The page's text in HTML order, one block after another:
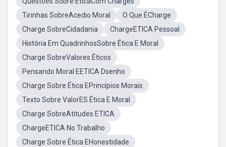
Tirinhas SobreAcedio Moral
O Que ÉCharge
Charge SobreCidadania
ChargeETICA Pessoal
História Em QuadrinhosSobre Ética E Moral
Charge SobreValores Éticos
Pensando Moral EETICA Dsenho
Charge Sobre Ética EPrincípios Morais
Texto Sobre ValorES Ética E Moral
Charge SobreAtitudes ETICA
ChargeETICA No Trabalho
Charge Sobre Ética EHonestidade